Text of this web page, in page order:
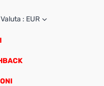
Valuta : EUR